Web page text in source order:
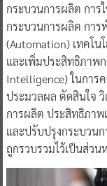
กระบวนการผลิต การ
กระบวนการผลิต การ
(Automation) เทคโ
และเพิ่มประสิทธิภาพ
Intelligence) ในการ
ประมวลผล ตัดสินใจ
การผลิต ประสิทธิภาพ
และปรับปรุงกระบวน
ถูกรวบรวมไว้เป็นส่ว